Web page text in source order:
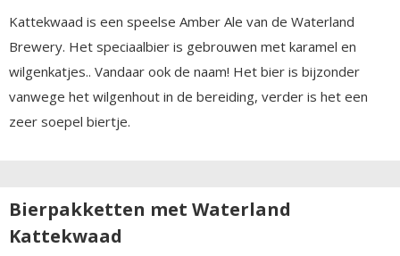
Kattekwaad is een speelse Amber Ale van de Waterland
Brewery. Het speciaalbier is gebrouwen met karamel en
wilgenkatjes.. Vandaar ook de naam! Het bier is bijzonder
vanwege het wilgenhout in de bereiding, verder is het een
zeer soepel biertje.
Bierpakketten met Waterland
Kattekwaad